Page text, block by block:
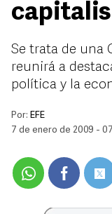
Se trata de una
reunirá a
política y la
Por: EFE
7 de enero de 2009 -